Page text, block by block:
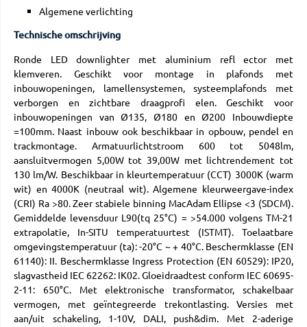
Algemene verlichting
Technische omschrijving
Ronde LED downlighter met aluminium refl ector met
klemveren. Geschikt voor montage in plafonds met
inbouwopeningen, lamellensystemen, systeemplafonds met
verborgen en zichtbare draagprofi elen. Geschikt voor
inbouwopeningen van Ø135, Ø180 en Ø200 Inbouwdiepte
=100mm. Naast inbouw ook beschikbaar in opbouw, pendel en
trackmontage. Armatuurlichtstroom 600 tot 5048lm,
aansluitvermogen 5,00W tot 39,00W met lichtrendement tot
130 lm/W. Beschikbaar in kleurtemperatuur (CCT) 3000K (warm
wit) en 4000K (neutraal wit). Algemene kleurweergave-index
(CRI) Ra >80. Zeer stabiele binning MacAdam Ellipse <3 (SDCM).
Gemiddelde levensduur L90(tq 25°C) = >54.000 volgens TM-21
extrapolatie, In-SITU temperatuurtest (ISTMT). Toelaatbare
omgevingstemperatuur (ta): -20°C ~ + 40°C. Beschermklasse (EN
61140): II. Beschermklasse Ingress Protection (EN 60529): IP20,
slagvastheid IEC 62262: IK02. Gloeidraadtest conform IEC 60695-
2-11: 650°C. Met elektronische transformator, schakelbaar
vermogen, met geïntegreerde trekontlasting. Versies met
aan/uit schakeling, 1-10V, DALI, push&dim. Met 2-aderige